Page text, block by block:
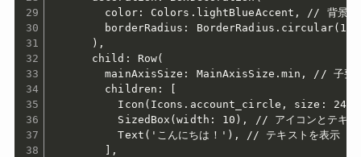
color: Colors.lightBlueAccent, // 背景色
borderRadius: BorderRadius.circular(12),
      ),
      child: Row(
mainAxisSize: MainAxisSize.min, // 子要素
        children: [
Icon(Icons.account_circle, size: 24),
SizedBox(width: 10), // アイコンとテキス
          Text('こんにちは！'), // テキストを表示
        ],